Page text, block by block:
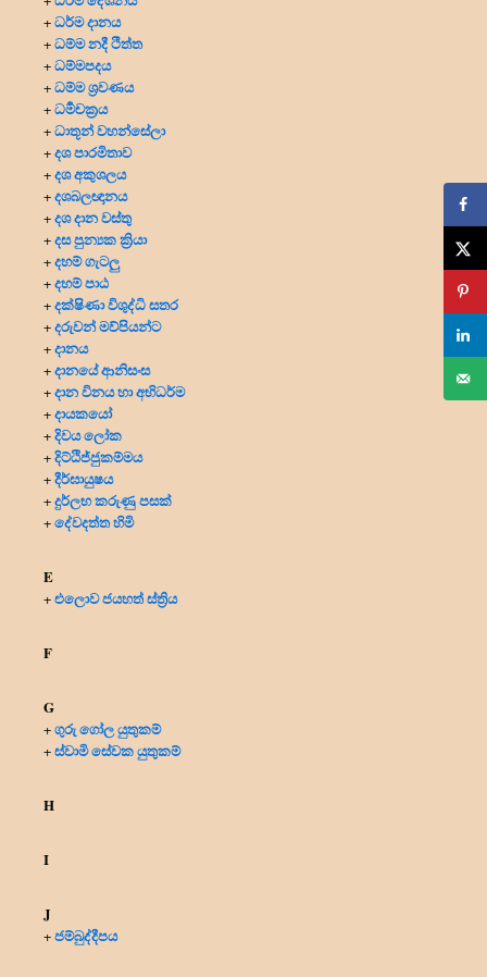
+ධර්ම දානය
+ධම්ම නදී ථිත්ත
+ධම්මපදය
+ධම්ම ශ්‍රවණය
+ධර්‍මචක්‍රය
+ධාතූන් වහන්සේලා
+දශ පාරමිතාව
+දශ අකුශලය
+දශබලඥානය
+දශ දාන වස්තු
+දස පුන්‍යක ක්‍රියා
+දහම් ගැටලු
+දහම් පාඨ
+දක්ෂිණා විශුද්ධි සතර
+දරුවන් මව්පියන්ට
+දානය
+දානයේ ආනිසංස
+දාන විනය හා අභිධර්ම
+දායකයෝ
+දිවය ලෝක
+දිට්ඨිජ්ජුකම්මය
+දීර්ඝායුෂය
+දුර්ලභ කරුණු පසක්
+දේවදත්ත හිමි
E
+එලොව ජයහත් ස්ත්‍රිය
F
G
+ගුරු ගෝල යුතුකම්
+ස්වාමි සේවක යුතුකම්
H
I
J
+ජම්බුද්දීපය